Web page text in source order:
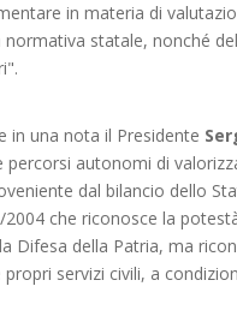
in materia di
normativa statale, nonché
in una nota il Presidente
percorsi autonomi di
dal bilancio dello
che riconosce la
Difesa della Patria, ma
servizi civili, a